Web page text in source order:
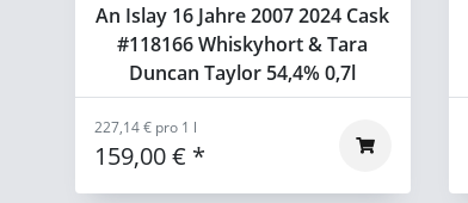
An Islay 16 Jahre 2007 2024 Cask
#118166 Whiskyhort & Tara
Duncan Taylor 54,4% 0,7l
159,00 € *
227,14 € pro 1 l